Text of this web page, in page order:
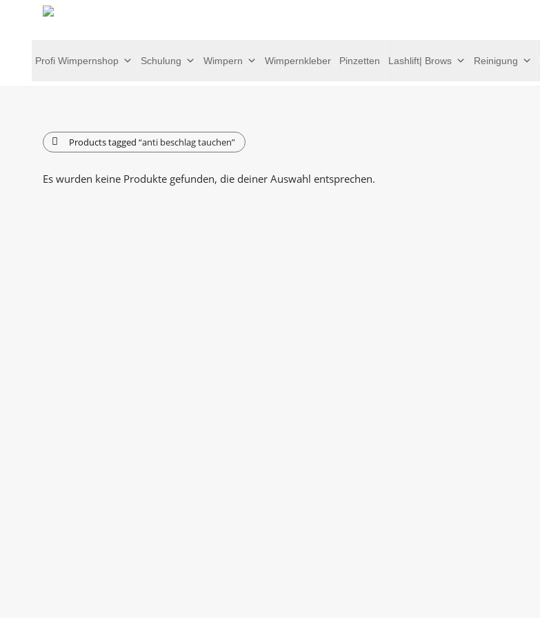
Profi Wimpernshop Schulung Wimpern Wimpernkleber Pinzetten Lashlift| Brows Reinigung
Products tagged “anti beschlag tauchen”
Es wurden keine Produkte gefunden, die deiner Auswahl entsprechen.